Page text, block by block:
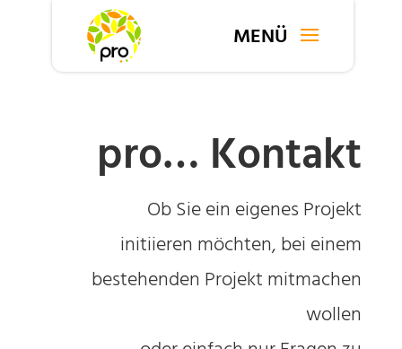
pro… Kontakt
Ob Sie ein eigenes Projekt
initiieren möchten, bei einem
bestehenden Projekt mitmachen
wollen